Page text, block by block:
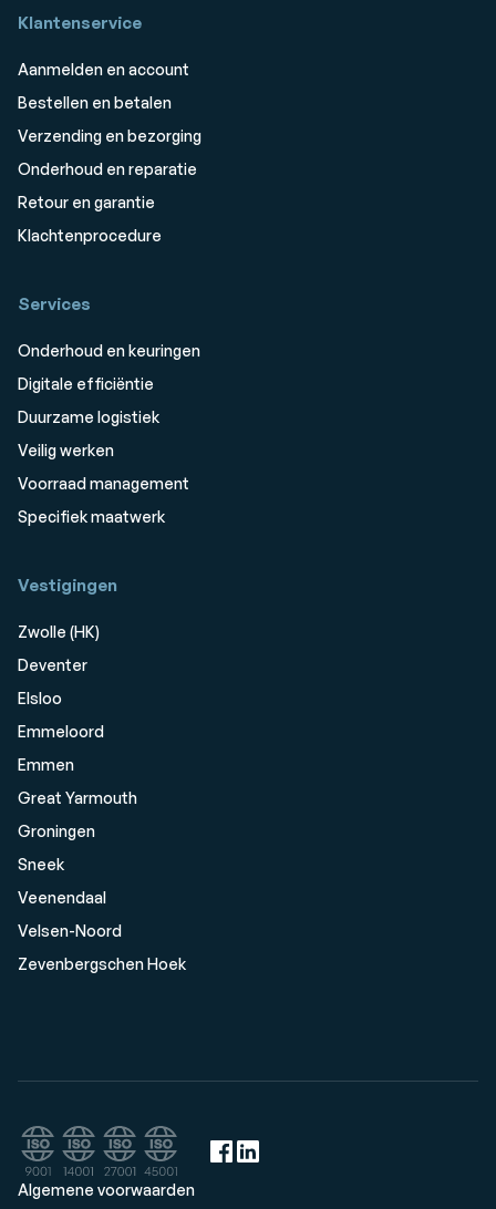
Klantenservice
Aanmelden en account
Bestellen en betalen
Verzending en bezorging
Onderhoud en reparatie
Retour en garantie
Klachtenprocedure
Services
Onderhoud en keuringen
Digitale efficiëntie
Duurzame logistiek
Veilig werken
Voorraad management
Specifiek maatwerk
Vestigingen
Zwolle (HK)
Deventer
Elsloo
Emmeloord
Emmen
Great Yarmouth
Groningen
Sneek
Veenendaal
Velsen-Noord
Zevenbergschen Hoek
Algemene voorwaarden